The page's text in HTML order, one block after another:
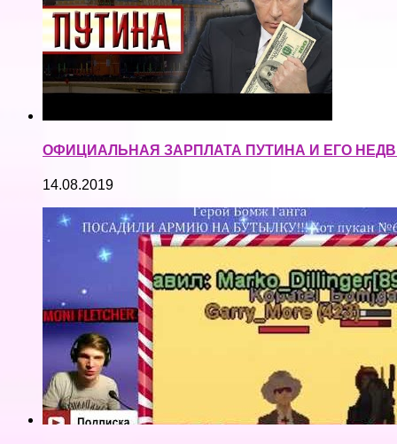
ОФИЦИАЛЬНАЯ ЗАРПЛАТА ПУТИНА И ЕГО
14.08.2019